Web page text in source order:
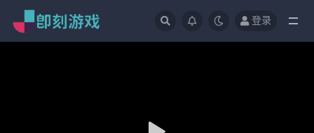
登录